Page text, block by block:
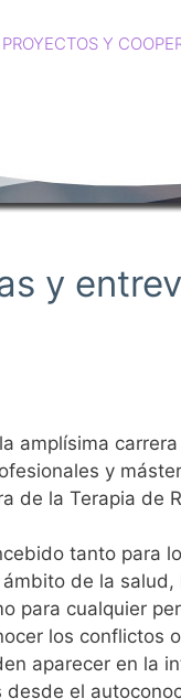
PROYECTOS Y
y
amplísima
y
de la Terapia de
tanto para
de la salud,
para cualquier
los conflictos
aparecer en la
desde el